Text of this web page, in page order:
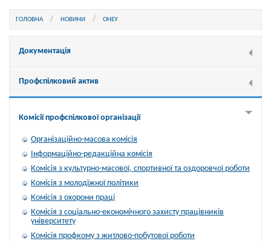
ГОЛОВНА НОВИНИ ОНЕУ
Документація
Профспілковий актив
Комісії профспілкової організації
Організаційно-масова комісія
Інформаційно-редакційна комісія
Комісія з культурно-масової, спортивної та оздоровчої роботи
Комісія з молодіжної політики
Комісія з охорони праці
Комісія з соціально-економічного захисту працівників
університету
Комісія профкому з житлово-побутової роботи